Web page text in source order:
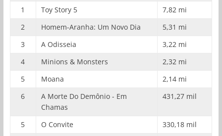
1
Toy Story 5
7,82 mi
2
Homem-Aranha: Um Novo Dia
5,31 mi
3
A Odisseia
3,22 mi
4
Minions & Monsters
2,32 mi
5
Moana
2,14 mi
6
A Morte Do Demônio - Em
Chamas
431,27 mil
5 O Convite
330,18 mil